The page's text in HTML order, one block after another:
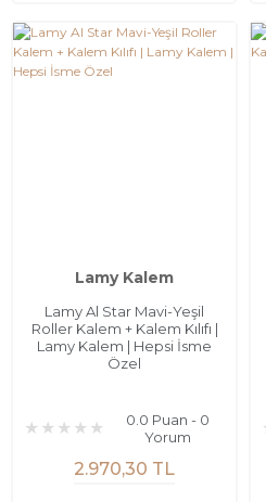
Lamy Kalem
Lamy Al Star Mavi-Yeşil
Roller Kalem + Kalem Kılıfı |
Lamy Kalem | Hepsi İsme
Özel
0.0 Puan - 0
Yorum
2.970,30 TL